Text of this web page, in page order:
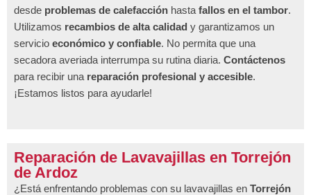
desde problemas de calefacción hasta fallos en el tambor.
Utilizamos recambios de alta calidad y garantizamos un
servicio económico y confiable. No permita que una
secadora averiada interrumpa su rutina diaria. Contáctenos
para recibir una reparación profesional y accesible.
¡Estamos listos para ayudarle!
Reparación de Lavavajillas en Torrejón
de Ardoz
¿Está enfrentando problemas con su lavavajillas en Torrejón